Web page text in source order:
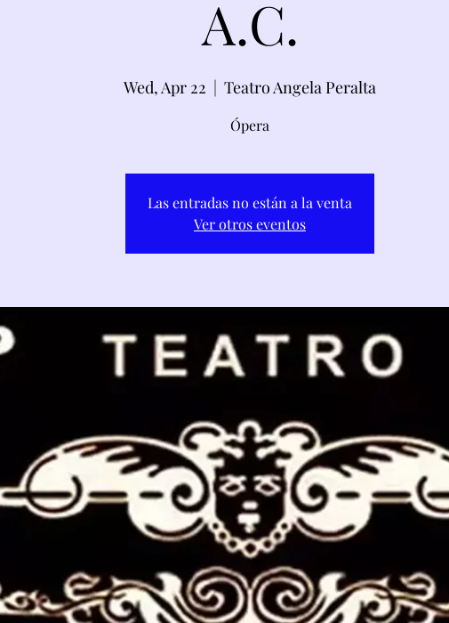
A.C.
Wed, Apr 22
  |
Teatro Angela Peralta
Ópera
Las entradas no están a la venta
Ver otros eventos